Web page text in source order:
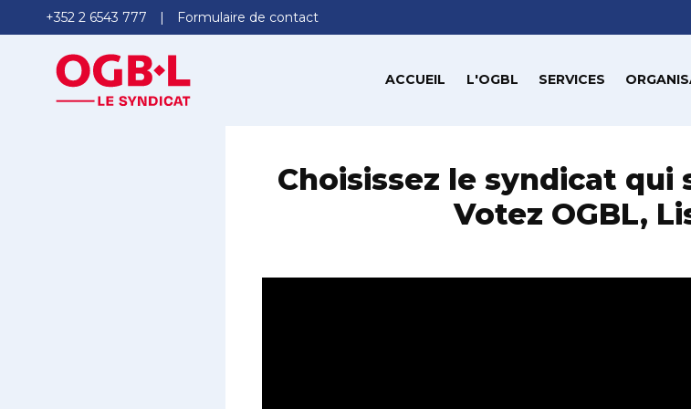
+352 2 6543 777 Formulaire de contact
ACCUEIL L'OGBL SERVICES
Choisissez le syndicat qui
Votez OGBL,